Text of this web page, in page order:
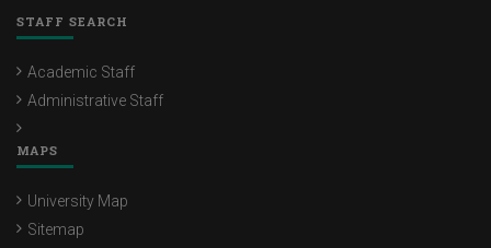
STAFF SEARCH
Academic Staff
Administrative Staff
MAPS
University Map
Sitemap